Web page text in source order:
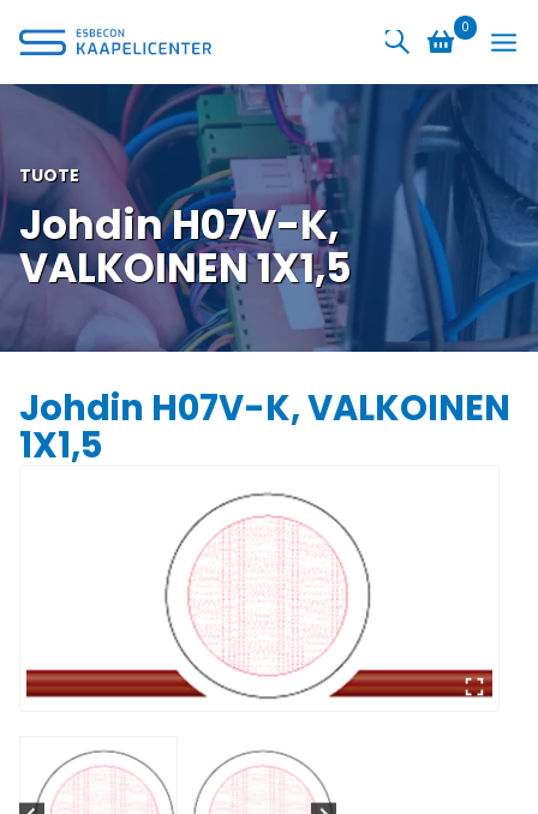
sisältöön
0
TUOTE
Johdin H07V-K,
VALKOINEN 1X1,5
Johdin H07V-K, VALKOINEN
1X1,5